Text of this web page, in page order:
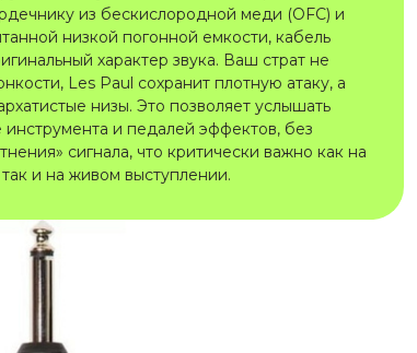
из бескислородной меди (OFC) и
низкой погонной емкости, кабель
характер звука. Ваш страт не
Les Paul сохранит плотную атаку, а
низы. Это позволяет услышать
инструмента и педалей эффектов, без
сигнала, что критически важно как на
и на живом выступлении.